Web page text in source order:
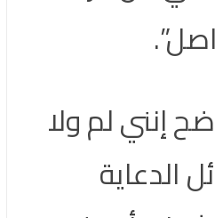
إنني لم ولا
الدعاية